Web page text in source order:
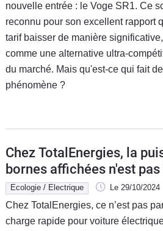
nouvelle entrée : le Voge SR1. Ce
reconnu pour son excellent rapport
tarif baisser de manière
comme une alternative ultra-
du marché. Mais qu'est-ce qui fait
phénomène ?
Chez TotalEnergies, la
bornes affichées n'est
vraie
Ecologie / Electrique Le 29/10/2024
Chez TotalEnergies, ce n’est pas
charge rapide pour voiture